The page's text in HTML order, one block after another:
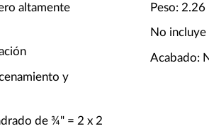
altamente
y
de ¾" = 2 x 2
Peso: 2.26
No
Acabado: